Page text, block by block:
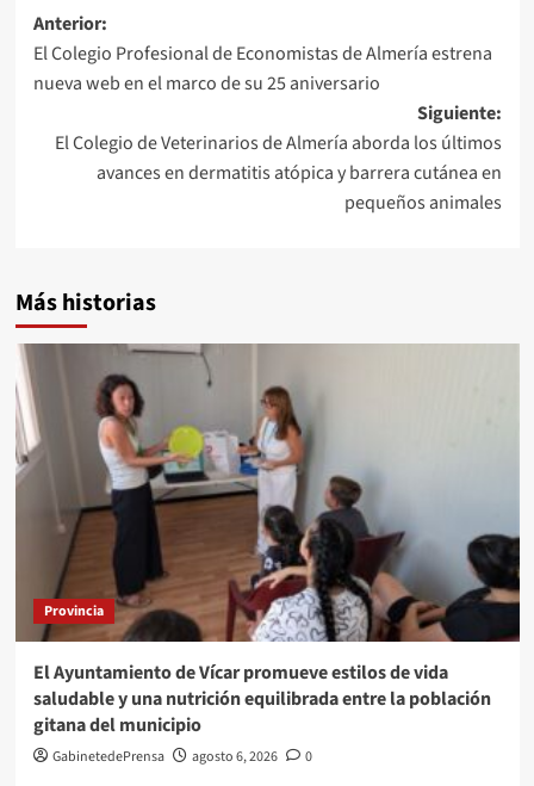
Navegación
de
entradas
Anterior:
El Colegio Profesional de Economistas de Almería estrena
nueva web en el marco de su 25 aniversario
Siguiente:
El Colegio de Veterinarios de Almería aborda los últimos
avances en dermatitis atópica y barrera cutánea en
pequeños animales
Más historias
Provincia
El Ayuntamiento de Vícar promueve estilos de vida
saludable y una nutrición equilibrada entre la población
gitana del municipio
GabinetedePrensa agosto 6, 2026 0